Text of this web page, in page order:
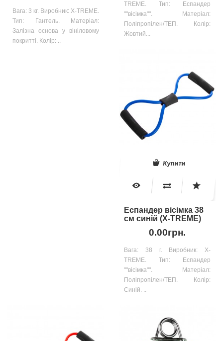
Вага: 3 кг. Виробник: X-TREME.
Тип: Гантель. Матеріал:
Залізна основа у вініловому
покритті. Колір: ..
TREME. Тип: Еспандер
""вісімка"". Матеріал:
Поліпропілен/ТЕП. Колір:
Жовтий...
Купити
Еспандер вісімка 38
см синій (X-TREME)
0.00грн.
Вага: 38 г. Виробник: X-
TREME. Тип: Еспандер
""вісімка"". Матеріал:
Поліпропілен/ТЕП. Колір:
Синій. ..